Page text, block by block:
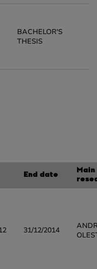
BACHELOR'S
THESIS
End date
Main
31/12/2014